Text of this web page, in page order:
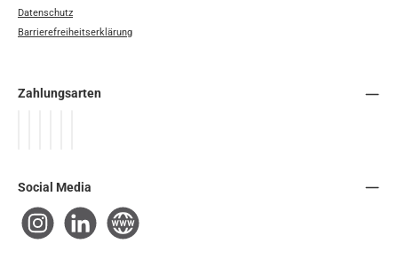
Datenschutz
Barrierefreiheitserklärung
Zahlungsarten
Social Media
Instagram LinkedIn Website